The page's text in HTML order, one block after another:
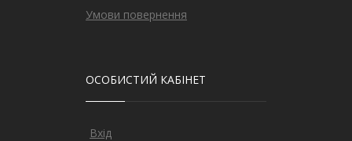
Умови повернення
ОСОБИСТИЙ КАБІНЕТ
Вхід